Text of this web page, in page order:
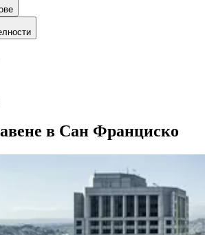
в Сан Франциско